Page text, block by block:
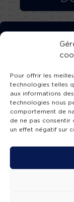
Pour offrir les
technologies telles
aux informations
technologies nous
comportement de
de ne pas
un effet négatif sur